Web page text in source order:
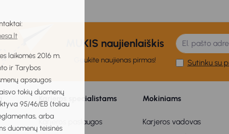
laikomės 2016 m.
ir Tarybos
apsaugos
tokių duomenų
95/46/EB (toliau
arba
duomenų teisinės
MUKIS naujienlaiškis
Gaukite naujienas pirmas! Sutinku su
Karjeros specialistams
Karjeros paslaugos
Mokiniams
Karjeros vadovas